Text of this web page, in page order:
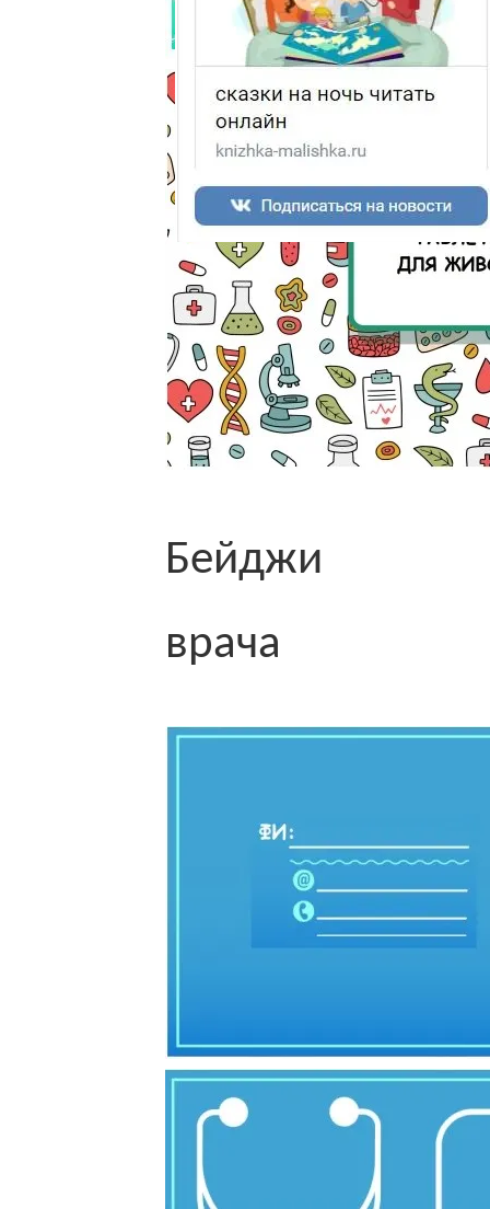
Бейджи
врача